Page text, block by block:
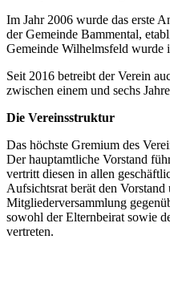
Im Jahr 2006 wurde das erste
der Gemeinde Bammental,
Gemeinde Wilhelmsfeld wurde
Seit 2016 betreibt der Verein
zwischen einem und sechs
Die Vereinsstruktur
Das höchste Gremium des
Der hauptamtliche Vorstand
vertritt diesen in allen
Aufsichtsrat berät den
Mitgliederversammlung
sowohl der Elternbeirat sowie
vertreten.